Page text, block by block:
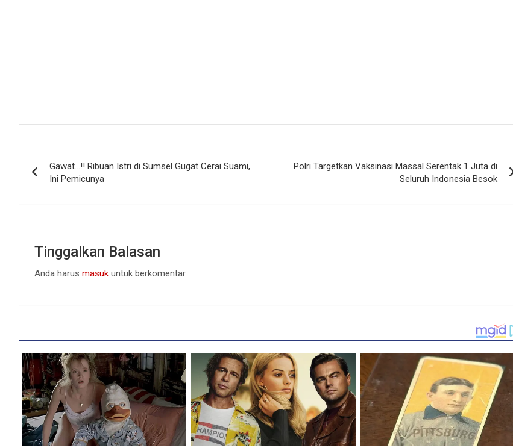
pos
Gawat…!! Ribuan Istri di Sumsel Gugat Cerai Suami,
Ini Pemicunya
Polri Targetkan Vaksinasi Massal Serentak 1 Juta di
Seluruh Indonesia Besok
Tinggalkan Balasan
Anda harus masuk untuk berkomentar.